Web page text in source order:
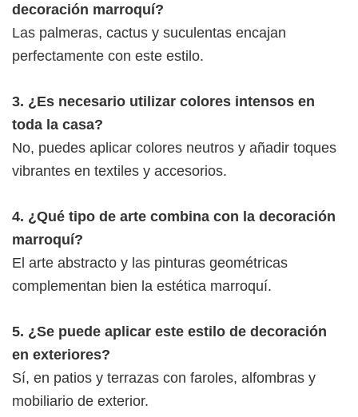
decoración marroquí?
Las palmeras, cactus y suculentas encajan
perfectamente con este estilo.
3. ¿Es necesario utilizar colores intensos en
toda la casa?
No, puedes aplicar colores neutros y añadir toques
vibrantes en textiles y accesorios.
4. ¿Qué tipo de arte combina con la decoración
marroquí?
El arte abstracto y las pinturas geométricas
complementan bien la estética marroquí.
5. ¿Se puede aplicar este estilo de decoración
en exteriores?
Sí, en patios y terrazas con faroles, alfombras y
mobiliario de exterior.